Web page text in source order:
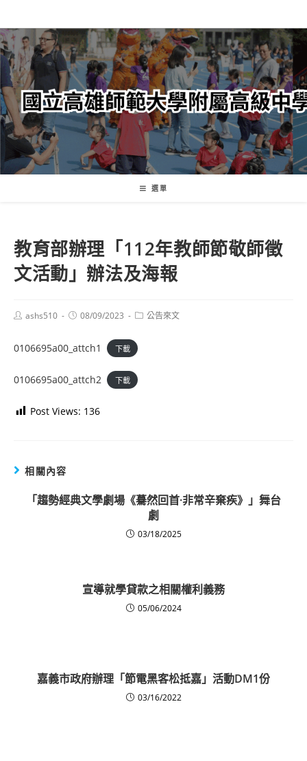
轉
至
主
內
容
選單
教育部辦理「112年教師節敬師徵
文活動」辦法及海報
Postashs510
Post08/09/2023
Post公告來文
0106695a00_attch1 下載
0106695a00_attch2 下載
Post Views: 136
相關內容
「趨勢經典文學劇場《驀然回首·非常辛棄疾》」舞台
劇
03/18/2025
宣導就學貸款之相關權利義務
05/06/2024
嘉義市政府辦理「節電黑客松抵嘉」活動DM1份
03/16/2022